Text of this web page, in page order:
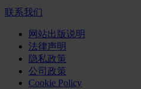
联系我们
网站出版说明
法律声明
隐私政策
公司政策
Cookie Policy